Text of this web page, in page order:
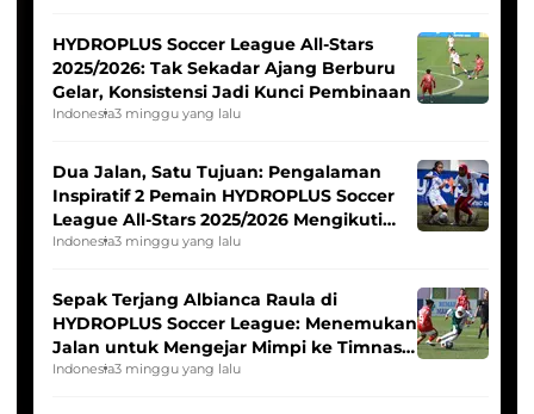
HYDROPLUS Soccer League All-Stars
2025/2026: Tak Sekadar Ajang Berburu
Gelar, Konsistensi Jadi Kunci Pembinaan
Indonesia3 minggu yang lalu
Dua Jalan, Satu Tujuan: Pengalaman
Inspiratif 2 Pemain HYDROPLUS Soccer
League All-Stars 2025/2026 Mengikuti
Seleksi Timnas Indonesia Putri
Indonesia3 minggu yang lalu
Sepak Terjang Albianca Raula di
HYDROPLUS Soccer League: Menemukan
Jalan untuk Mengejar Mimpi ke Timnas
Indonesia Putri
Indonesia3 minggu yang lalu